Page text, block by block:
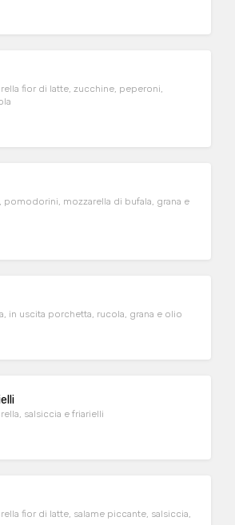
fior di latte, zucchine, peperoni,
mozzarella di bufala, grana e
in uscita porchetta, rucola, grana e olio
salsiccia e friarielli
fior di latte, salame piccante, salsiccia,